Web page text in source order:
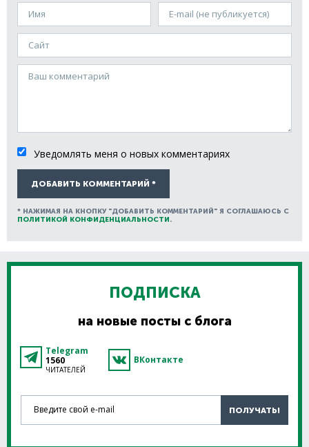
E-mail (не публикуется)
Уведомлять меня о новых комментариях
ДОБАВИТЬ КОММЕНТАРИЙ *
* НАЖИМАЯ НА КНОПКУ "ДОБАВИТЬ КОММЕНТАРИЙ" Я СОГЛАШАЮСЬ С
ПОЛИТИКОЙ КОНФИДЕНЦИАЛЬНОСТИ.
ПОДПИСКА
на новые посты с блога
Telegram
1560
ЧИТАТЕЛЕЙ
ВКонтакте
Введите свой e-mail
ПОЛУЧАТЬ!